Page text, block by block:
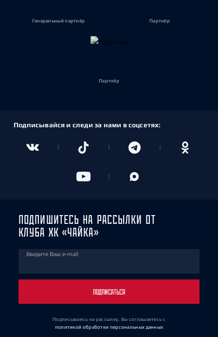
Генеральный партнёр Партнёр
Партнёр
Подписывайся и следи за нами в соцсетях:
ПОДПИШИТЕСЬ НА РАССЫЛКИ ОТ
КЛУБА ХК «ЧАЙКА»
Введите Ваш e-mail
ПОДПИСАТЬСЯ
Подписываясь на рассылку, Вы соглашаетесь с
политикой обработки персональных данных